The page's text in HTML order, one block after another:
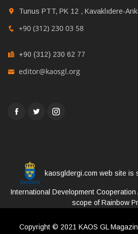
Tunus PTT, PK 12 , Kavaklıdere-
+90 (312) 230 03 58
+90 (312) 230 62 77
editor@kaosgl.org
kaosgldergi.com web site is
International Development
scope of Rainbow
Copyright © 2021 KAOS GL